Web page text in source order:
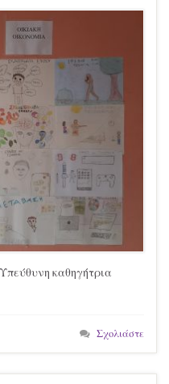
Υπεύθυνη καθηγήτρια
Σχολιάστε